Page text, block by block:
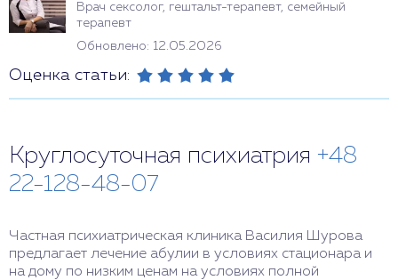
Врач сексолог, гештальт-терапевт, семейный
терапевт
Обновлено: 12.05.2026
Оценка статьи:
Круглосуточная психиатрия +48
22-128-48-07
Частная психиатрическая клиника Василия Шурова
предлагает лечение абулии в условиях стационара и
на дому по низким ценам на условиях полной